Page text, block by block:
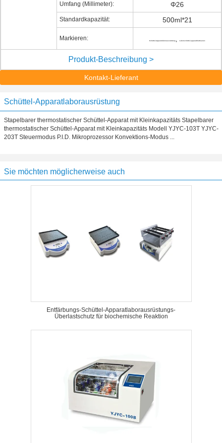
Umfang (Millimeter): Φ26
Standardkapazität: 500ml*21
Markieren: Schüttel-Apparatlaborausstattung Laborschüttel-apparatbrutkasten
Produkt-Beschreibung >
Kontakt-Lieferant
Schüttel-Apparatlaborausrüstung
Stapelbarer thermostatischer Schüttel-Apparat mit Kleinkapazitäts Stapelbarer
thermostatischer Schüttel-Apparat mit Kleinkapazitäts Modell YJYC-103T YJYC-
203T Steuermodus P.I.D. Mikroprozessor Konvektions-Modus ...
Sie möchten möglicherweise auch
Entfärbungs-Schüttel-Apparatlaborausrüstungs-
Überlastschutz für biochemische Reaktion